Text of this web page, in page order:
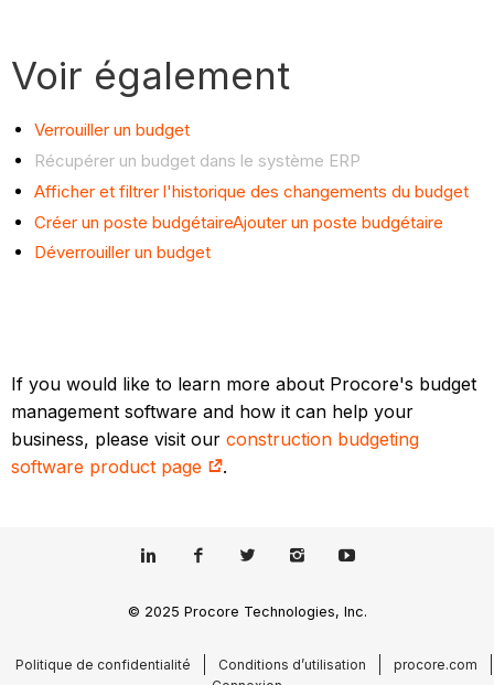
Voir également
Verrouiller un budget
Récupérer un budget dans le système ERP
Afficher et filtrer l'historique des changements du budget
Créer un poste budgétaireAjouter un poste budgétaire
Déverrouiller un budget
If you would like to learn more about Procore's budget
management software and how it can help your
business, please visit ourconstruction budgeting
software product page
.
© 2025 Procore Technologies, Inc.
Politique de confidentialité Conditions d’utilisation
procore.com